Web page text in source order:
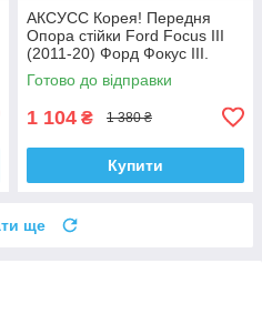
АКСУСС Корея! Передня
Опора стійки Ford Focus III
(2011-20) Форд Фокус III.
SM5589 , 802460 , KB652.13 ,
VKDA35426
Готово до відправки
1 104 ₴ 1 380 ₴
Купити
ще